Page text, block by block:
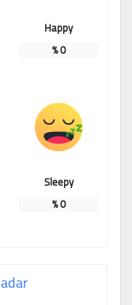
Happy
0
%
Sleepy
0
%